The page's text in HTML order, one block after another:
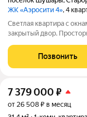
ЖК «Аэросити 4», 4
Светлая квартира с
закрытый двор.
вечером. Вся
доступности:
Позвонить
7 379 000 ₽
от 26 508 ₽ в месяц